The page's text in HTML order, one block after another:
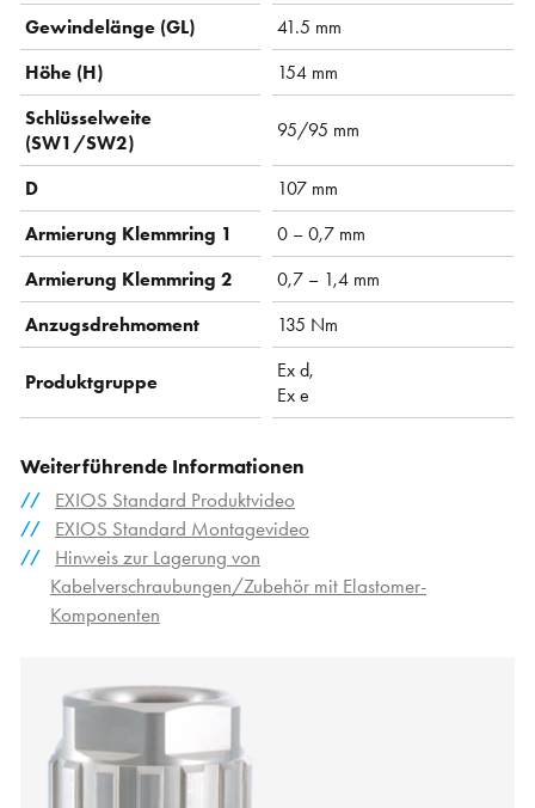
Gewindelänge (GL)
41.5 mm
Höhe (H)
154 mm
Schlüsselweite
(SW1/SW2)
95/95 mm
D
107 mm
Armierung Klemmring 1
0 – 0,7 mm
Armierung Klemmring 2
0,7 – 1,4 mm
Anzugsdrehmoment
135 Nm
Produktgruppe
Ex d,
Ex e
Weiterführende Informationen
EXIOS Standard Produktvideo
EXIOS Standard Montagevideo
Hinweis zur Lagerung von
Kabelverschraubungen/Zubehör mit Elastomer-
Komponenten